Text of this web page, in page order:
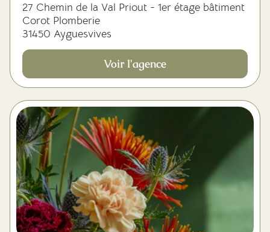
27 Chemin de la Val Priout - 1er étage bâtiment
Corot Plomberie
31450 Ayguesvives
Voir l'agence